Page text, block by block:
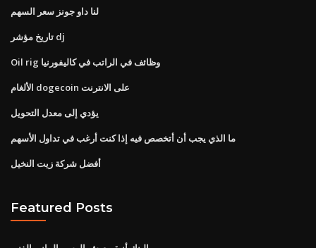
لنا داو جونز سعر السهم
تاريخ مؤشر dj
Oil rig وظائف في الراتب في كاليفورنيا
الألغام dogecoin على الانترنت
يؤدي إلى معدل التحويل
ما الذي يجب أن أتخصص فيه إذا كنت أرغب في تداول الأسهم
أفضل شركة زيت النخيل
Featured Posts